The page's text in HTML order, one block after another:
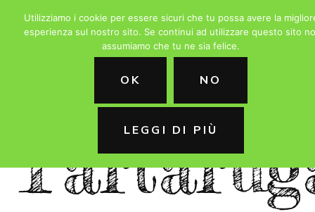
La
Utilizziamo i cookie per essere sicuri che tu possa avere la
esperienza sul nostro sito. Se continui ad utilizzare questo sito
assumiamo che tu ne sia felice.
OK NO
LEGGI DI PIÙ